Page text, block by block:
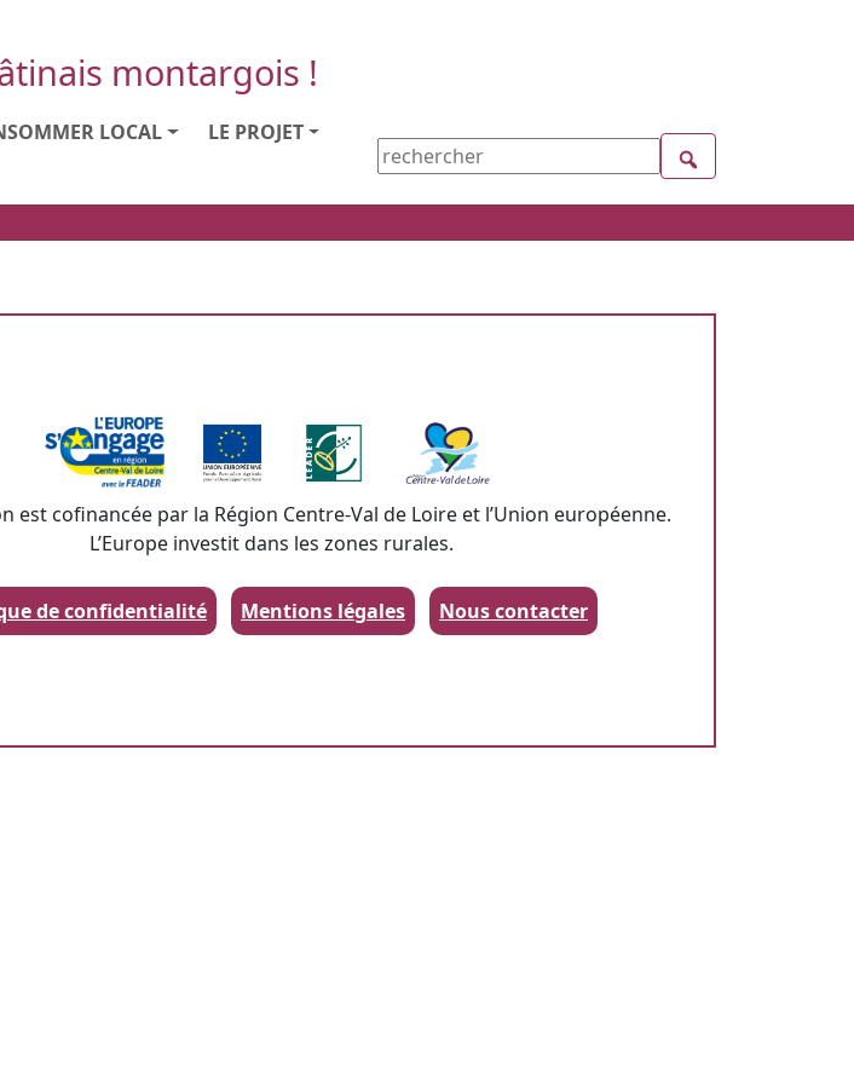
montargois !
LOCAL
LE PROJET
est cofinancée par la Région Centre-Val de Loire et l’Union européenne.
L’Europe investit dans les zones rurales.
de confidentialité Mentions légales Nous contacter